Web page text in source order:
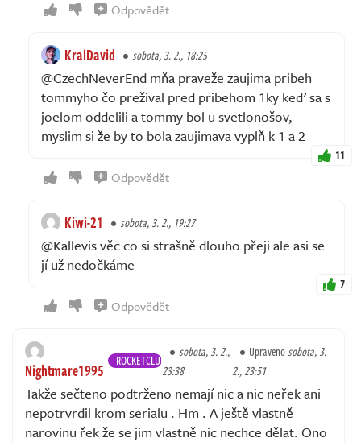
Odpovědět
KralDavid sobota, 3. 2., 18:25
@CzechNeverEnd mňa praveže zaujima pribeh
tommyho čo prežival pred pribehom 1ky keď sa s
joelom oddelili a tommy bol u svetlonošov,
myslim si že by to bola zaujimava vyplň k 1 a 2
11
Odpovědět
Kiwi-21 sobota, 3. 2., 19:27
@Kallevis věc co si strašně dlouho přeji ale asi se
jí už nedočkáme
7
Odpovědět
Nightmare1995 ROCKETCLUB
sobota, 3. 2.,
23:38
Upravenosobota, 3.
2., 23:51
Takže sečteno podtrženo nemají nic a nic neřek ani
nepotrvrdil krom serialu . Hm . A ještě vlastně
narovinu řek že se jim vlastně nic nechce dělat. Ono